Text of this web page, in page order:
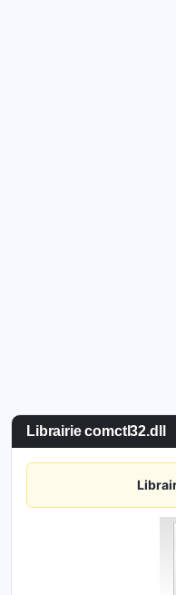
Librairie comctl32.dll